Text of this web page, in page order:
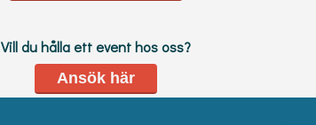
Vill du hålla ett event hos oss?
Ansök här